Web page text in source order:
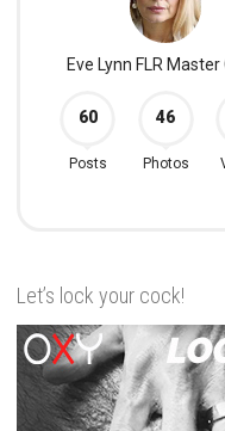
Let’s lock your cock!